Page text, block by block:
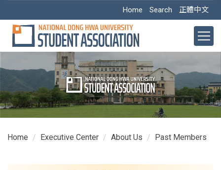
to
the
main
content
block
Home Search 正體中文
Home Executive Center About Us Past Members